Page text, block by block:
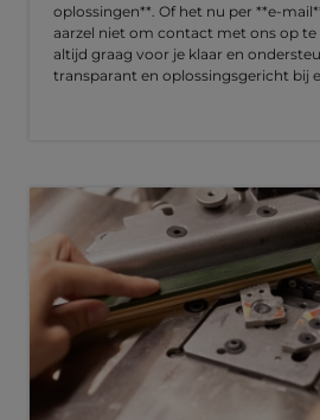
oplossingen**. Of het nu per **e-
aarzel niet om contact met ons op te
altijd graag voor je klaar en
transparant en oplossingsgericht bij